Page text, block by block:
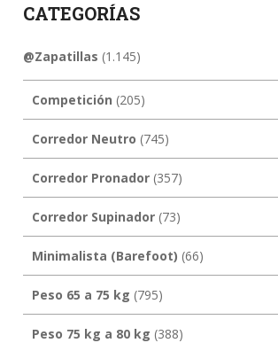
CATEGORÍAS
@Zapatillas (1.145)
Competición (205)
Corredor Neutro (745)
Corredor Pronador(357)
Corredor Supinador(73)
Minimalista (Barefoot) (66)
Peso 65 a 75 kg (795)
Peso 75 kg a 80 kg (388)